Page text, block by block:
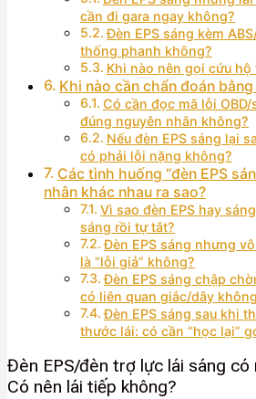
cần đi gara ngay không?
Đèn EPS sáng kèm
thống phanh không?
Khi nào nên gọi cứu
Khi nào cần chẩn đoán
Có cần đọc mã lỗi
đúng nguyên nhân không?
Nếu đèn EPS sáng lại
có phải lỗi nặng không?
Các tình huống “đèn EPS
nhân khác nhau ra sao?
Vì sao đèn EPS hay
sáng rồi tự tắt?
Đèn EPS sáng nhưng
là “lỗi giả” không?
Đèn EPS sáng chập
có liên quan giắc/dây
Đèn EPS sáng sau khi
thước lái: có cần “học lại”
Đèn EPS/đèn trợ lực lái sáng có
Có nên lái tiếp không?